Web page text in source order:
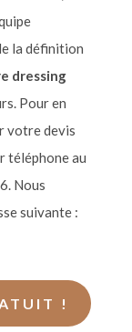
la définition
dressing
Pour en
votre devis
téléphone au
Nous
suivante :
!